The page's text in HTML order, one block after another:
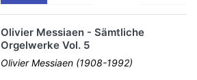
Olivier Messiaen - Sämtliche
Orgelwerke Vol. 5
Olivier Messiaen (1908-1992)